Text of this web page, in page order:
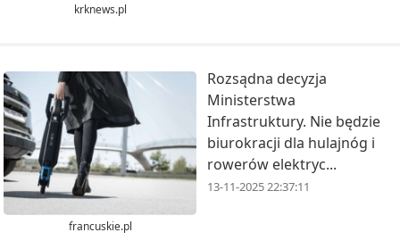
krknews.pl
francuskie.pl
Rozsądna decyzja
Ministerstwa
Infrastruktury. Nie będzie
biurokracji dla hulajnóg i
rowerów elektryc...
13-11-2025 22:37:11